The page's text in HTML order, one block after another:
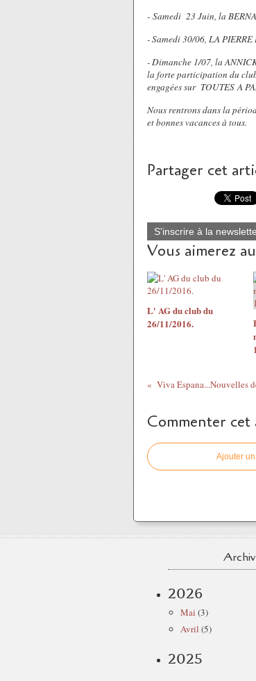
- Samedi 23 Juin, la
- Samedi 30/06, LA
- Dimanche 1/07, la
la forte participation du
engagées sur TOUTES A
Nous rentrons dans la
et bonnes vacances à tous.
Partager cet
S'inscrire à la
Vous aimerez
L' AG du club du
26/11/2016.
Viva Espana...Nouvelles
Commenter
Ajouter
2026
Mai (3)
Avril (5)
2025